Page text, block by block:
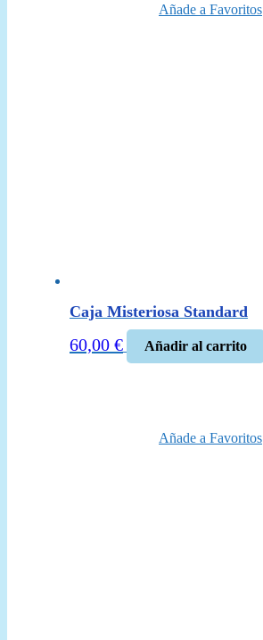
Añade a Favoritos
Caja Misteriosa Standard
60,00 € Añadir al carrito
Añade a Favoritos